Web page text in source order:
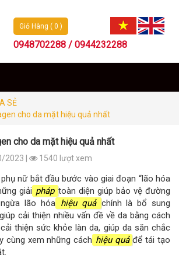
Giỏ Hàng ( 0 )
0948702288 / 0944232288
SẺ
cho da mặt hiệu quả nhất
cho da mặt hiệu quả nhất
2023 | 1540 lượt xem
nữ bắt đầu bước vào giai đoạn “lão hóa
giải pháp toàn diện giúp bảo vệ đường
lão hóa hiệu quả chính là bổ sung
cải thiện nhiều vấn đề về da bằng cách
thiện sức khỏe làn da, giúp da săn chắc
cùng xem những cách hiệu quả để tái tạo